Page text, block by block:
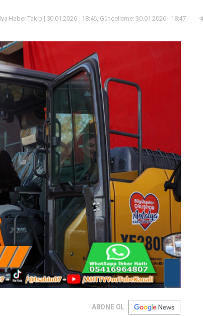
Haber Takip | 30.01.2026 - 18:46, Güncelleme: 30.01.2026 - 18:47
ABONE OL